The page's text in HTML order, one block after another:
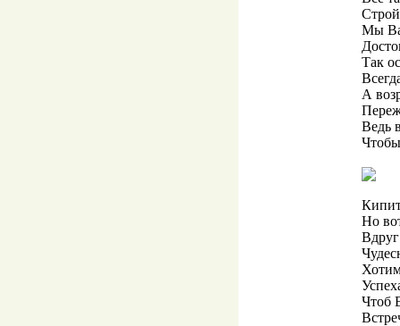
Мы
Так
А
Ведь
Но
Чтоб